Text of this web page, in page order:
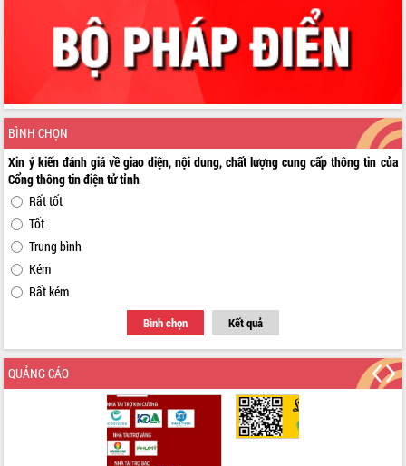
BÌNH CHỌN
Xin ý kiến đánh giá về giao diện, nội dung, chất lượng cung cấp thông tin của
Cổng thông tin điện tử tỉnh
Rất tốt
Tốt
Trung bình
Kém
Rất kém
Bình chọn Kết quả
QUẢNG CÁO